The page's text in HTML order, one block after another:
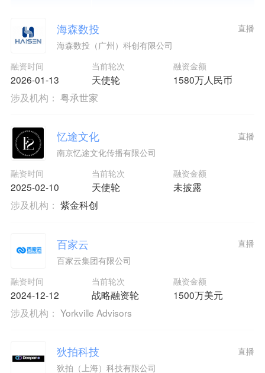
海森数投
海森数投（广州）科创有限公司
融资时间
2026-01-13
当前轮次
天使轮
融资金额
1580万人民币
直播
涉及机构： 粤承世家
忆途文化
南京忆途文化传播有限公司
融资时间
2025-02-10
当前轮次
天使轮
融资金额
未披露
直播
涉及机构： 紫金科创
百家云
百家云集团有限公司
融资时间
2024-12-12
当前轮次
战略融资轮
融资金额
1500万美元
直播
涉及机构： Yorkville Advisors
狄拍科技
狄拍（上海）科技有限公司
直播